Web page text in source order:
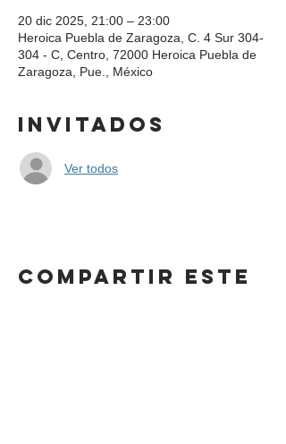
20 dic 2025, 21:00 – 23:00
Heroica Puebla de Zaragoza, C. 4 Sur 304-
304 - C, Centro, 72000 Heroica Puebla de
Zaragoza, Pue., México
Invitados
Ver todos
Compartir este